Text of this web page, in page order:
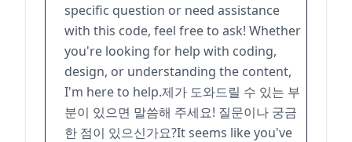
specific question or need assistance
with this code, feel free to ask! Whether
you're looking for help with coding,
design, or understanding the content,
I'm here to help.제가 도와드릴 수 있는 부
분이 있으면 말씀해 주세요! 질문이나 궁금
한 점이 있으신가요?It seems like you've